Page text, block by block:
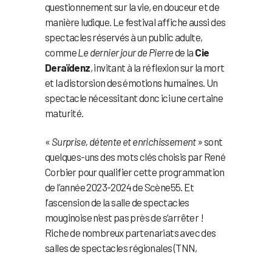
questionnement sur la vie, en douceur et de
manière ludique. Le festival affiche aussi des
spectacles réservés à un public adulte,
commeLe dernier jour de Pierrede la Cie
Deraïdenz, invitant à la réflexion sur la mort
et la distorsion des émotions humaines. Un
spectacle nécessitant donc ici une certaine
maturité.
« Surprise, détente et enrichissement» sont
quelques-uns des mots clés choisis par René
Corbier pour qualifier cette programmation
de l’année 2023-2024 de Scène55. Et
l’ascension de la salle de spectacles
mouginoise n’est pas près de s’arrêter !
Riche de nombreux partenariats avec des
salles de spectacles régionales (TNN,